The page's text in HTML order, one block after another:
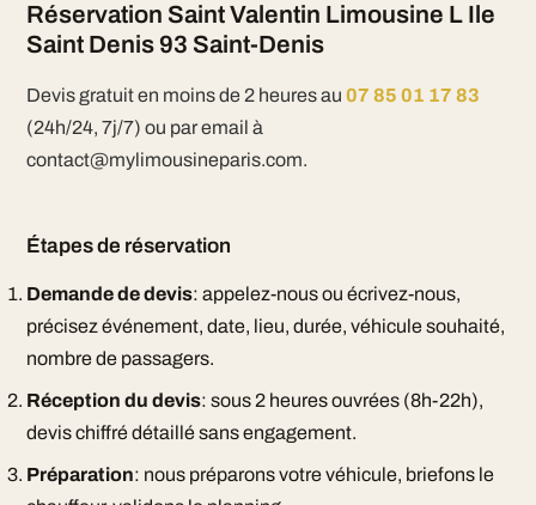
Réservation Saint Valentin Limousine L Ile
Saint Denis 93 Saint-Denis
Devis gratuit en moins de 2 heures au 07 85 01 17 83
(24h/24, 7j/7) ou par email à
contact@mylimousineparis.com.
Étapes de réservation
Demande de devis: appelez-nous ou écrivez-nous,
précisez événement, date, lieu, durée, véhicule souhaité,
nombre de passagers.
Réception du devis: sous 2 heures ouvrées (8h-22h),
devis chiffré détaillé sans engagement.
Préparation: nous préparons votre véhicule, briefons le